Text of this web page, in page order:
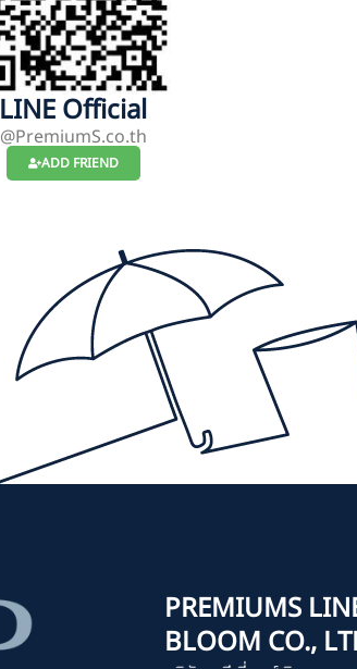
LINE Official
@PremiumS.co.th
ADD FRIEND
PREMIUMS
BLOOM CO.,